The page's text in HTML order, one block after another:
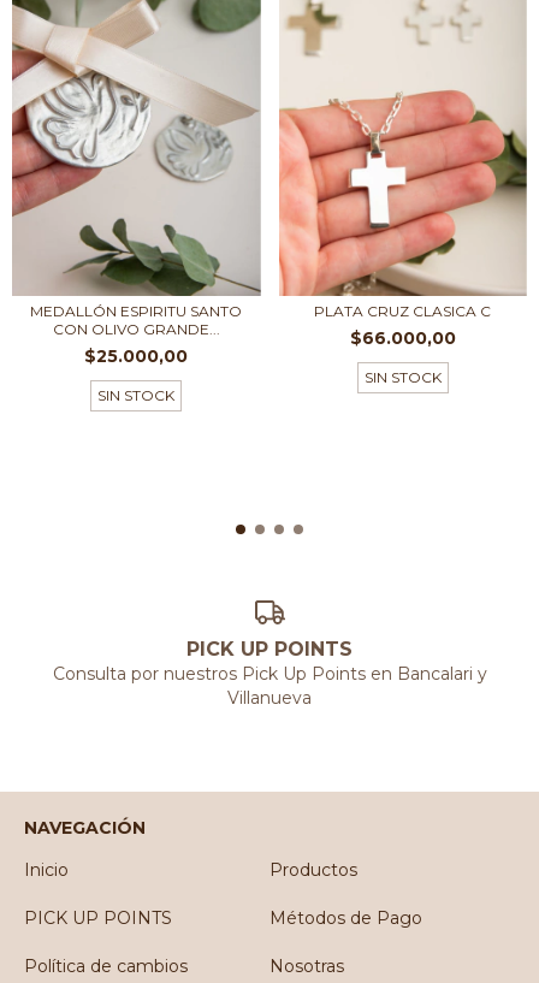
MEDALLÓN ESPIRITU SANTO
CON OLIVO GRANDE...
$25.000,00
SIN STOCK
PLATA CRUZ CLASICA C
$66.000,00
SIN STOCK
PICK UP POINTS
Consulta por nuestros Pick Up Points en Bancalari y
Villanueva
NAVEGACIÓN
Inicio
Productos
PICK UP POINTS Métodos de Pago
Política de cambios Nosotras